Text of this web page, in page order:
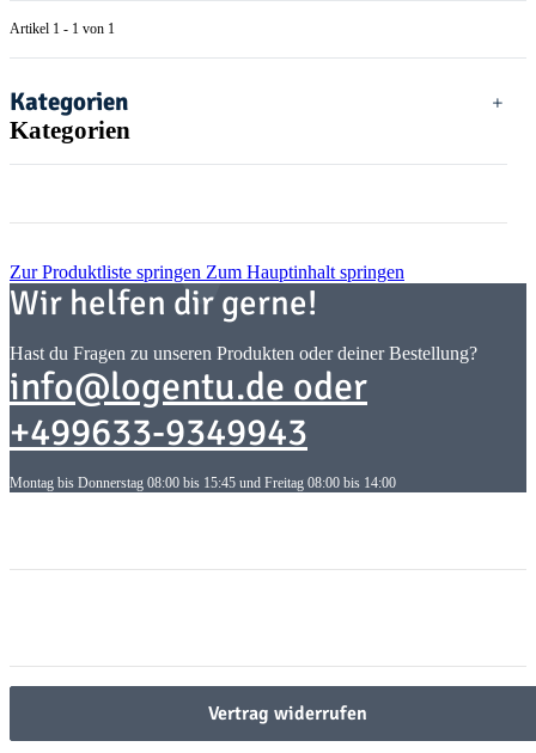
Artikel 1 - 1 von 1
Kategorien
Kategorien
Zur Produktliste springen Zum Hauptinhalt springen
Wir helfen dir gerne!
Hast du Fragen zu unseren Produkten oder deiner Bestellung?
info@logentu.de oder
+499633-9349943
Montag bis Donnerstag 08:00 bis 15:45 und Freitag 08:00 bis 14:00
Vertrag widerrufen